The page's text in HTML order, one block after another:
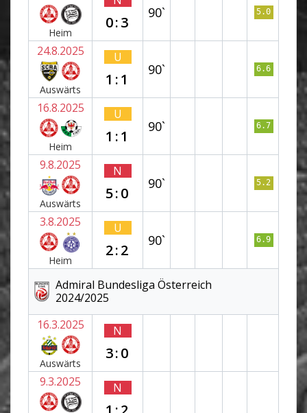
Heim
0:3
90` 5.0
24.8.2025
Auswärts
U
1:1
90` 6.6
16.8.2025
Heim
U
1:1
90` 6.7
9.8.2025
Auswärts
N
5:0
90` 5.2
3.8.2025
Heim
U
2:2
90` 6.9
Admiral Bundesliga Österreich
2024/2025
16.3.2025
Auswärts
N
3:0
9.3.2025 N